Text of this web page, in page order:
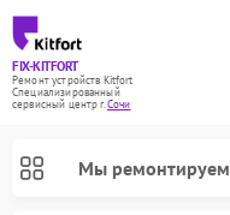
FIX-KITFORT
Ремонт устройств Kitfort
Специализированный
cервисный центр г.Сочи
Мы ремонтируем